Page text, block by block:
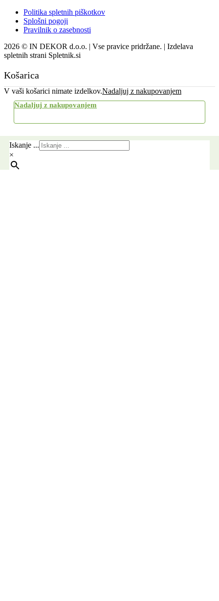
Iskanje ...
×
Politika spletnih piškotkov
Splošni pogoji
Pravilnik o zasebnosti
2026 © IN DEKOR d.o.o. | Vse pravice pridržane. | Izdelava
spletnih strani Spletnik.si
Košarica
V vaši košarici nimate izdelkov.Nadaljuj z nakupovanjem
Nadaljuj z nakupovanjem
Uporabi kupon